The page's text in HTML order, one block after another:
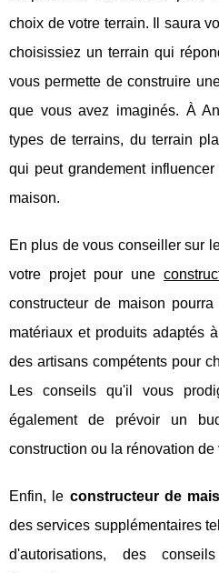
choix de votre terrain. Il saura
choisissiez un terrain qui
vous permette de construire
que vous avez imaginés. À
types de terrains, du terrain
qui peut grandement
maison.
En plus de vous conseiller sur
votre projet pour une
constructeur de maison
matériaux et produits adaptés
des artisans compétents pour
Les conseils qu'il vous
également de prévoir un
construction ou la rénovation de
Enfin, le constructeur de
des services supplémentaires
d'autorisations, des